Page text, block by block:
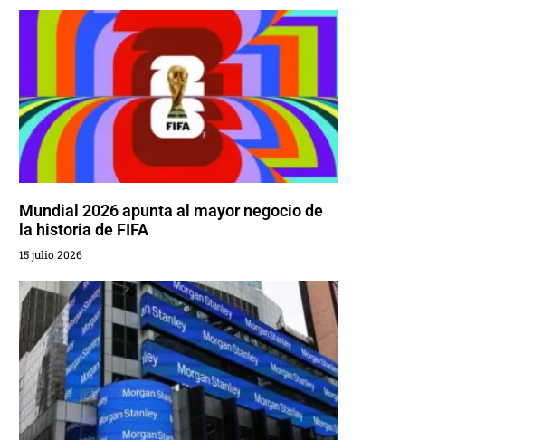
Mundial 2026 apunta al mayor negocio de
la historia de FIFA
15 julio 2026